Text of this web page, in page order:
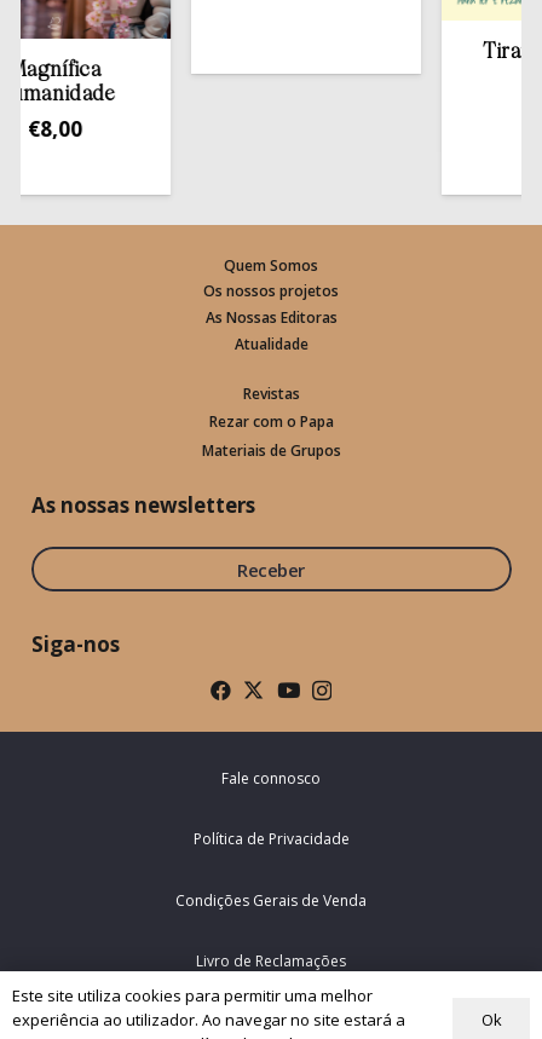
Tirar a
Quem Somos
Os nossos projetos
As Nossas Editoras
Atualidade
Revistas
Rezar com o Papa
Materiais de Grupos
As nossas newsletters
Receber
Siga-nos
© Rede Mundial da Oração do Papa – Portugal 2026
Fale connosco
Política de Privacidade
Condições Gerais de Venda
Livro de Reclamações
Este site utiliza cookies para permitir uma melhor
experiência ao utilizador. Ao navegar no site estará a
Ok